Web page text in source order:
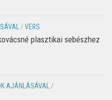
/VERS
plasztikai sebészhez
AJÁNLÁSÁVAL/